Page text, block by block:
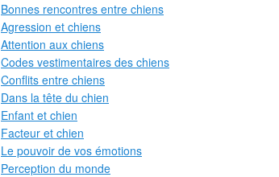
Bonnes rencontres entre chiens
Agression et chiens
Attention aux chiens
Codes vestimentaires des chiens
Conflits entre chiens
Dans la tête du chien
Enfant et chien
Facteur et chien
Le pouvoir de vos émotions
Perception du monde